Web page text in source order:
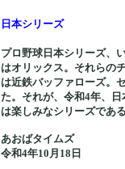
日本シリーズ
プロ野球日本シリーズ、
はオリックス。それらの
は近鉄バッファローズ。
た。それが、令和4年、
は楽しみなシリーズである
あおばタイムズ
令和4年10月18日